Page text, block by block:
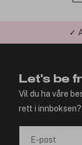
✓
Let's be
Vil du ha våre
rett i
E-post